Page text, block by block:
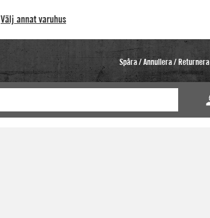
Välj annat varuhus
Spåra / Annullera / Returnera